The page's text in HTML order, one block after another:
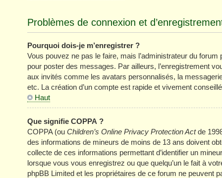
Problèmes de connexion et
Pourquoi dois-je m’enregistrer ?
Vous pouvez ne pas le faire, mais l’administrateur du
pour poster des messages. Par ailleurs, l’enregistrement
aux invités comme les avatars personnalisés, la
etc. La création d’un compte est rapide et vivement
Haut
Que signifie COPPA ?
COPPA (ou Children’s Online Privacy Protection Actde
des informations de mineurs de moins de 13 ans doivent
collecte de ces informations permettant d’identifier un
lorsque vous vous enregistrez ou que quelqu’un le fait à
phpBB Limited et les propriétaires de ce forum ne peuvent